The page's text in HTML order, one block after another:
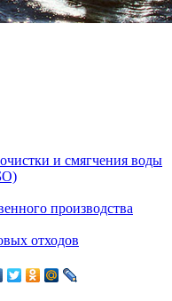
и смягчения воды
производства
отходов